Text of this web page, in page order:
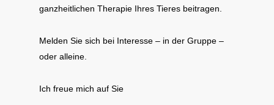
ganzheitlichen Therapie Ihres Tieres beitragen.
Melden Sie sich bei Interesse – in der Gruppe –
oder alleine.
Ich freue mich auf Sie